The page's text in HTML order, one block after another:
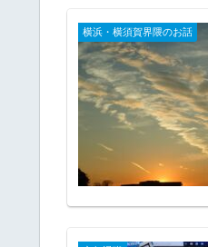
横浜・横須賀界隈のお話